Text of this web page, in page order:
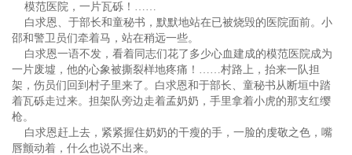
模范医院，一片瓦砾！……
白求恩、于部长和童秘书，默默地站在已被烧毁的医院面前。小
邵和警卫员们牵着马，站在稍远一些。
白求恩一语不发，看着同志们花了多少心血建成的模范医院成为
一片废墟，他的心象被撕裂样地疼痛！……村路上，抬来一队担
架，伤员们回到村子里来了。白求恩和于部长、童秘书从断垣中踏
着瓦砾走过来。担架队旁边走着孟奶奶，手里拿着小虎的那支红缨
枪。
白求恩赶上去，紧紧握住奶奶的干瘦的手，一脸的虔敬之色，嘴
唇颤动着，什么也说不出来。